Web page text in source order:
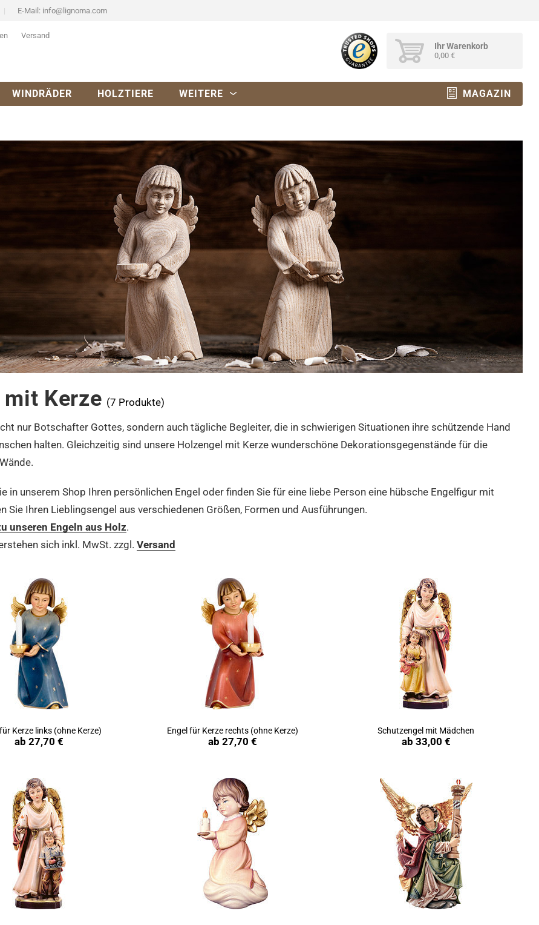
E-Mail: info@lignoma.com
Versand
Ihr Warenkorb
0,00 €
WINDRÄDER HOLZTIERE WEITERE MAGAZIN
mit Kerze (7 Produkte)
nur Botschafter Gottes, sondern auch tägliche Begleiter, die in schwierigen Situationen ihre schützende Hand
halten. Gleichzeitig sind unsere Holzengel mit Kerze wunderschöne Dekorationsgegenstände für die
in unserem Shop Ihren persönlichen Engel oder finden Sie für eine liebe Person eine hübsche Engelfigur mit
Sie Ihren Lieblingsengel aus verschiedenen Größen, Formen und Ausführungen.
unseren Engeln aus Holz.
sich inkl. MwSt. zzgl. Versand
Produkt ansehen
Kerze links (ohne Kerze)
ab 27,70 € Produkt ansehen
Engel für Kerze rechts (ohne Kerze)
ab 27,70 € Produkt ansehen
Schutzengel mit Mädchen
ab 33,00 €